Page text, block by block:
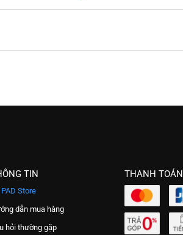
TIN
Store
dẫn mua hàng
hỏi thường gặp
THANH TOÁN